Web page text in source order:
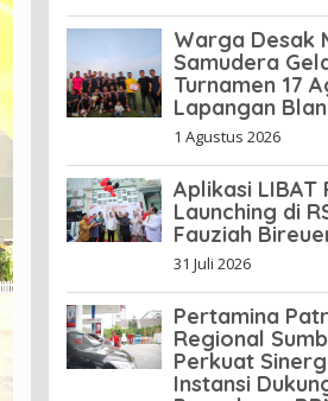
Warga Desak
Samudera
Turnamen 17
Lapangan
1 Agustus 2026
Aplikasi LIBAT
Launching di
Fauziah
31 Juli 2026
Pertamina
Regional
Perkuat
Instansi